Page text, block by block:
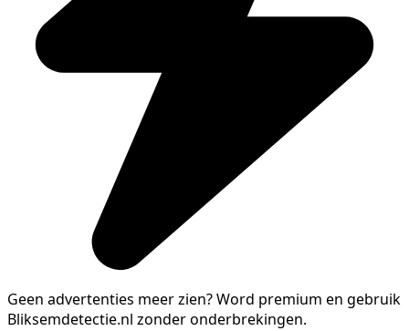
Geen advertenties meer zien?Word premium en gebruik
Bliksemdetectie.nl zonder onderbrekingen.